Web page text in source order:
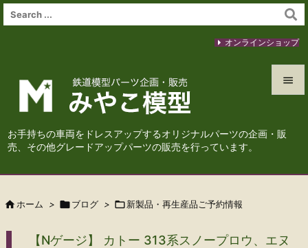
お手持ちの車両をドレスアップするオリジナルパーツの企画・販
売、その他グレードアップパーツの販売を行っています。



オンラインショップ
 ホーム > ブログ > 新製品・再生産品ご予約情報
【Nゲージ】 カトー 313系スノープロウ、エヌ